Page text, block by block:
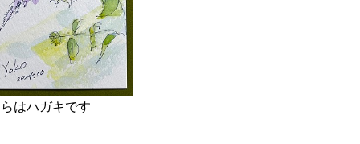
はハガキです